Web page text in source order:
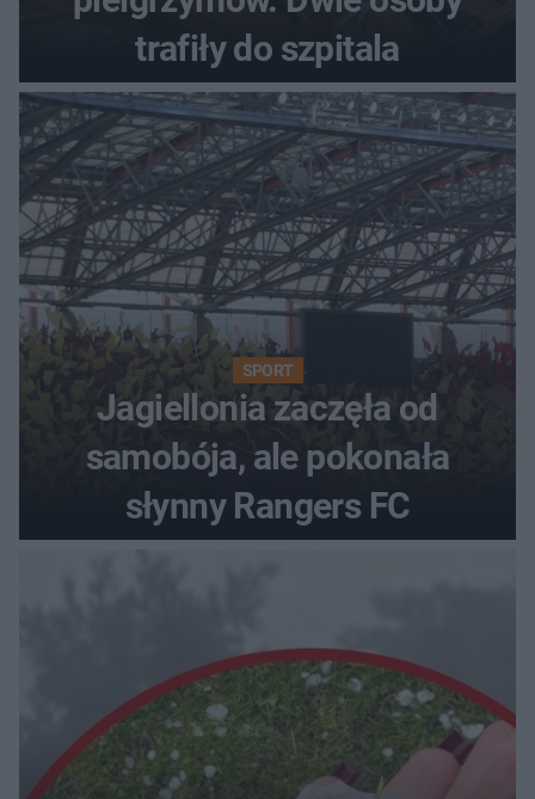
trafiły do szpitala
SPORT
Jagiellonia zaczęła od
samobója, ale pokonała
słynny Rangers FC